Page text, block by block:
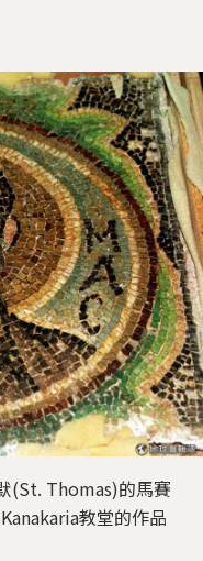
(St. Thomas)的馬賽
教堂的作品